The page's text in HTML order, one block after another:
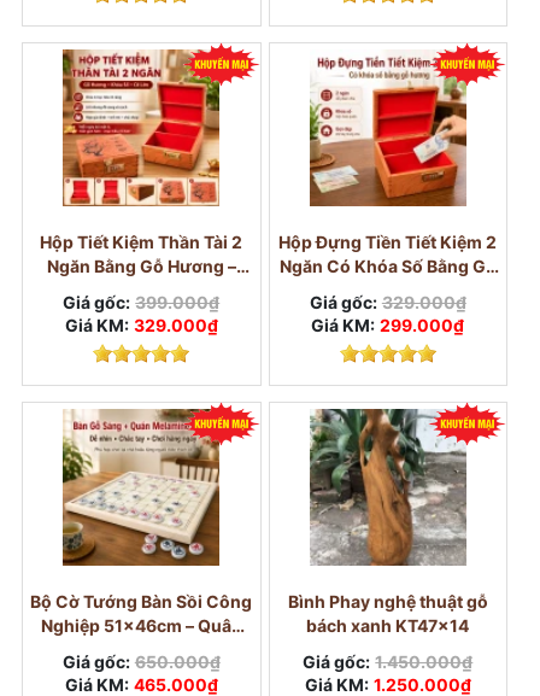
Hộp Tiết Kiệm Thần Tài 2
Ngăn Bằng Gỗ Hương –
Khóa Số Cỡ Lớn
Giá gốc: 399.000₫
Giá KM: 329.000₫
Hộp Đựng Tiền Tiết Kiệm 2
Ngăn Có Khóa Số Bằng Gỗ
Hương
Giá gốc: 329.000₫
Giá KM: 299.000₫
Bộ Cờ Tướng Bàn Sồi Công
Nghiệp 51×46cm – Quân
Melamine Trắng Ngọc
3,8cm
Giá gốc: 650.000₫
Giá KM: 465.000₫
Bình Phay nghệ thuật gỗ
bách xanh KT47x14
Giá gốc: 1.450.000₫
Giá KM: 1.250.000₫